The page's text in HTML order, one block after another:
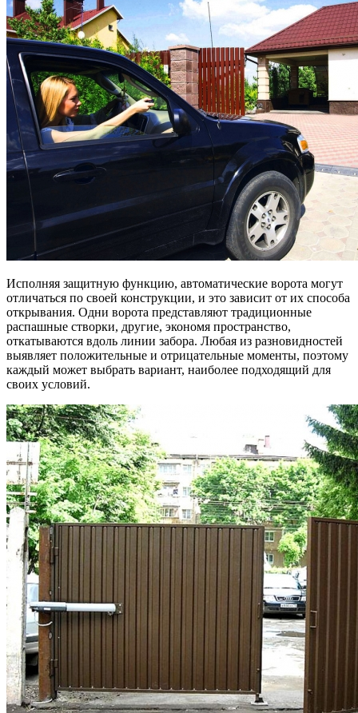
Исполняя защитную функцию, автоматические ворота могут
отличаться по своей конструкции, и это зависит от их способа
открывания. Одни ворота представляют традиционные
распашные створки, другие, экономя пространство,
откатываются вдоль линии забора. Любая из разновидностей
выявляет положительные и отрицательные моменты, поэтому
каждый может выбрать вариант, наиболее подходящий для
своих условий.